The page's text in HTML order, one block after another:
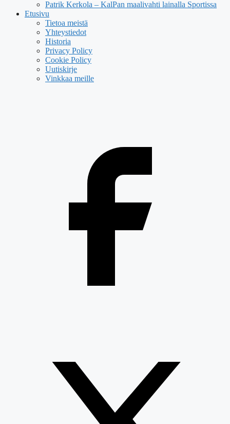
Patrik Kerkola – KalPan maalivahti lainalla Sportissa
Etusivu
Tietoa meistä
Yhteystiedot
Historia
Privacy Policy
Cookie Policy
Uutiskirje
Vinkkaa meille